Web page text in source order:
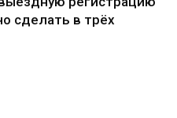
сделать в трёх